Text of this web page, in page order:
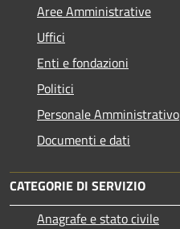
Aree Amministrative
Uffici
Enti e fondazioni
Politici
Personale Amministrativo
Documenti e dati
CATEGORIE DI SERVIZIO
Anagrafe e stato civile